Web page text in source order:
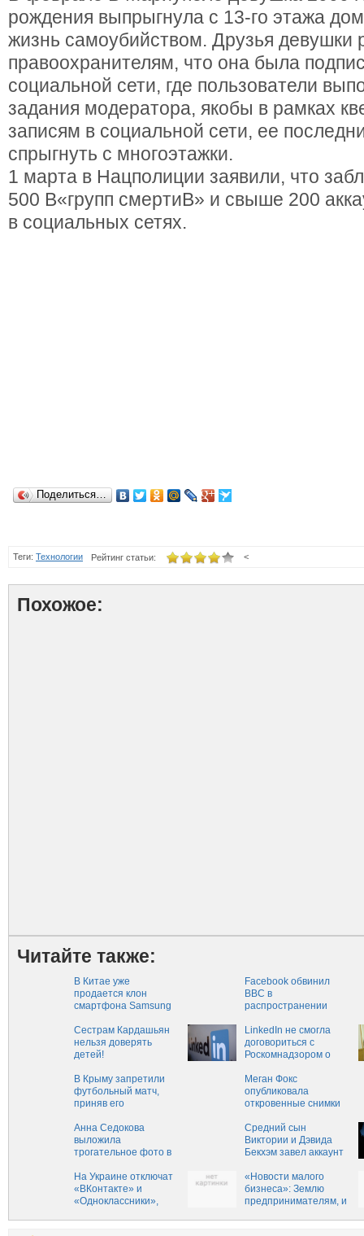
рождения выпрыгнула с 13-го этажа
жизнь самоубийством. Друзья девушки
правоохранителям, что она была
социальной сети, где пользователи
задания модератора, якобы в рамках
записям в социальной сети, ее
спрыгнуть с многоэтажки.
1 марта в Нацполиции заявили, что
500 В«групп смертиВ» и свыше 200
в социальных сетях.
Поделиться…
Теги: Технологии <
Рейтинг статьи:
Похожое:
Читайте также:
В Китае уже
продается клон
смартфона Samsung
Facebook обвинил
BBC в
распространении
Сестрам Кардашьян
нельзя доверять
детей!
LinkedIn не смогла
договориться с
Роскомнадзором о
В Крыму запретили
футбольный матч,
приняв его
митинг
Меган Фокс
опубликовала
откровенные снимки
Анна Седокова
выложила
трогательное фото в
Средний сын
Виктории и Дэвида
Бекхэм завел аккаунт
На Украине отключат
«ВКонтакте» и
«Одноклассники»,
«Новости малого
бизнеса»: Землю
предпринимателям, и